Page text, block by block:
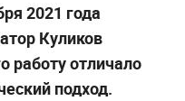
2021 года
Куликов
работу отличало
подход.